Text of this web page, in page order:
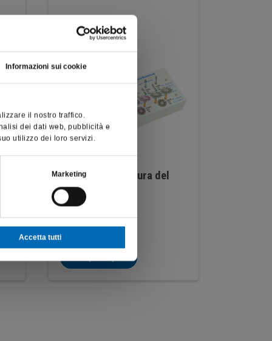
Informazioni sui cookie
il nostro traffico.
dei dati web, pubblicità e
utilizzo dei loro servizi.
Marketing
Accetta tutti
Kit per la lucidatura del
composito
4679
€212,77